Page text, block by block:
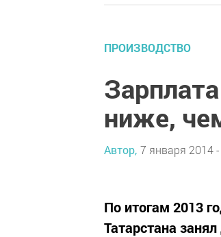
ПРОИЗВОДСТВО
ниже,
Автор, 7 января 2014
По итогам 2013
Татарстана